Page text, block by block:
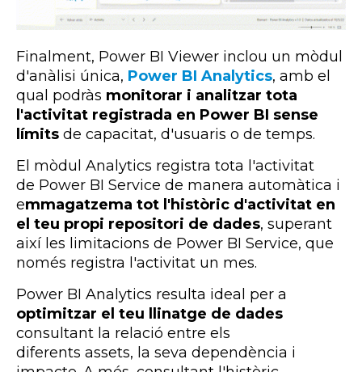
Finalment, Power BI Viewer inclou un mòdul
d'anàlisi única, Power BI Analytics, amb el
qual podràs monitorar i analitzar tota
l'activitat registrada en Power BI sense
límits de capacitat, d'usuaris o de temps.
El mòdul Analytics registra tota l'activitat
de Power BI Service de manera automàtica i
emmagatzema tot l'històric d'activitat en
el teu propi repositori de dades, superant
així les limitacions de Power BI Service, que
només registra l'activitat un mes.
Power BI Analytics resulta ideal per a
optimitzar el teu llinatge de dades
consultant la relació entre els
diferents assets, la seva dependència i